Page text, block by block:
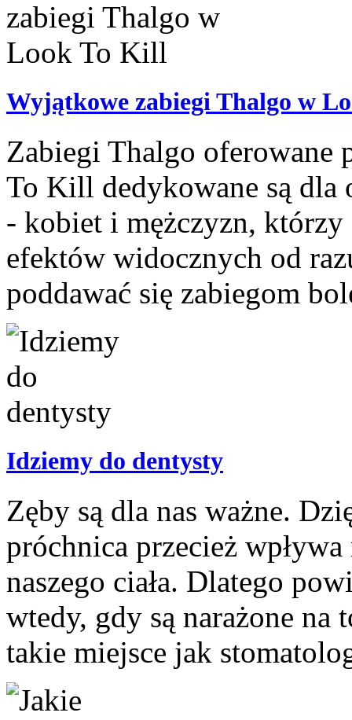
Wyjątkowe zabiegi Thalgo w
Zabiegi Thalgo oferowane
To Kill dedykowane są dla
- kobiet i mężczyzn, którzy
efektów widocznych od
poddawać się zabiegom
Idziemy do dentysty
Zęby są dla nas ważne.
próchnica przecież wpływa
naszego ciała. Dlatego
wtedy, gdy są narażone na
takie miejsce jak